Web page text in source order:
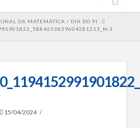
DA MATEMÁTICA / DIA DO PI
1
15/04/2024